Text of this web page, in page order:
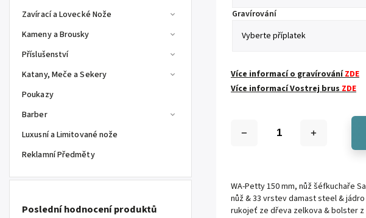
Zavírací a Lovecké Nože
Kameny a Brousky
Příslušenství
Katany, Meče a Sekery
Poukazy
Barber
Luxusní a Limitované nože
Reklamní Předměty
Poslední hodnocení produktů
Gravírování
Více informací o gravírováníZDE
Více informací Vostrej brusZDE
WA-Petty 150 mm, nůž šéfkuchaře
nůž & 33 vrstev damast steel & jádro
rukojeť ze dřeva zelkova & bolster z